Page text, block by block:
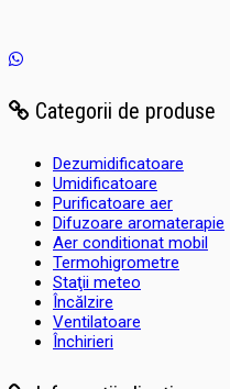
Categorii de produse
Dezumidificatoare
Umidificatoare
Purificatoare aer
Difuzoare aromaterapie
Aer conditionat mobil
Termohigrometre
Staţii meteo
Încălzire
Ventilatoare
Închirieri